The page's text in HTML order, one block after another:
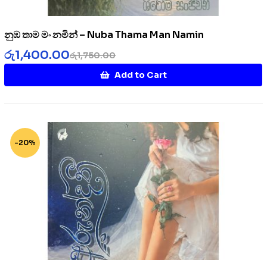
නුඹ තාම මං නමින් – Nuba Thama Man Namin
රු1,750.00
රු1,400.00
Add to Cart
-20%